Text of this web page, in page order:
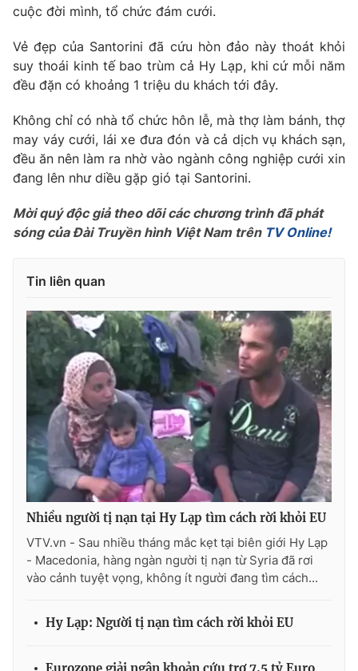
Nhân vật
Khán giả
Giải sao mai
Điện ảnh
Sao
Đời sống
Du lịch
Làm đẹp
Chất lượng cuộc sống
Giáo dục
Tuyển sinh
Học trực tuyến
Công nghệ
Hitech Công nghệ tương lai
Sản phẩm
Thị trường
Tư vấn
Giao lưu trực tuyến
Lịch phát sóng
Emagazine
Photo Infographic
Video Shorts video
VTV Money VTV Thể thao
VTV Sức khoẻ Bất động sản
Thị trường 24h Tấm lòng Việt
VTV4 Vươn mình bằng AI
VTV9 VTV8
Liên hệ tòa soạn English
cuộc đời mình, tổ chức đám cưới.
Vẻ đẹp của Santorini đã cứu hòn đảo này thoát khỏi
suy thoái kinh tế bao trùm cả Hy Lạp, khi cứ mỗi năm
đều đặn có khoảng 1 triệu du khách tới đây.
Không chỉ có nhà tổ chức hôn lễ, mà thợ làm bánh, thợ
may váy cưới, lái xe đưa đón và cả dịch vụ khách sạn,
đều ăn nên làm ra nhờ vào ngành công nghiệp cưới xin
đang lên như diều gặp gió tại Santorini.
Mời quý độc giả theo dõi các chương trình đã phát
sóng của Đài Truyền hình Việt Nam trên TV Online!
Tin liên quan
Nhiều người tị nạn tại Hy Lạp tìm cách rời khỏi EU
VTV.vn - Sau nhiều tháng mắc kẹt tại biên giới Hy Lạp
- Macedonia, hàng ngàn người tị nạn từ Syria đã rơi
vào cảnh tuyệt vọng, không ít người đang tìm cách...
Hy Lạp: Người tị nạn tìm cách rời khỏi EU